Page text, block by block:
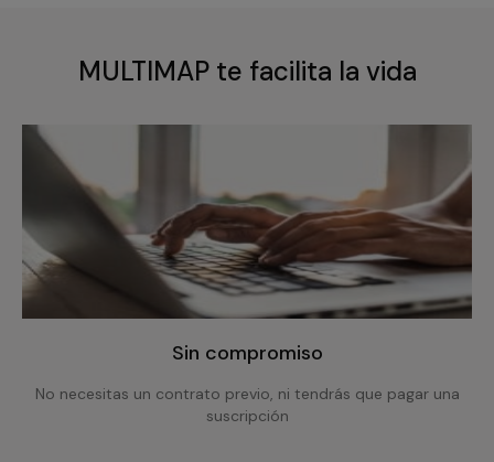
MULTIMAP te facilita la vida
Sin compromiso
No necesitas un contrato previo, ni tendrás que pagar una
suscripción